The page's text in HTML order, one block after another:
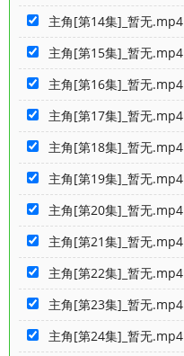
主角[第14集]_暂无.mp4
主角[第15集]_暂无.mp4
主角[第16集]_暂无.mp4
主角[第17集]_暂无.mp4
主角[第18集]_暂无.mp4
主角[第19集]_暂无.mp4
主角[第20集]_暂无.mp4
主角[第21集]_暂无.mp4
主角[第22集]_暂无.mp4
主角[第23集]_暂无.mp4
主角[第24集]_暂无.mp4